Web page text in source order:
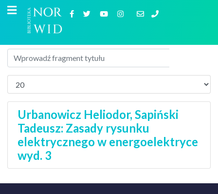
Urbanowicz Heliodor, Sapiński
Tadeusz: Zasady rysunku
elektrycznego w energoelektryce
wyd. 3